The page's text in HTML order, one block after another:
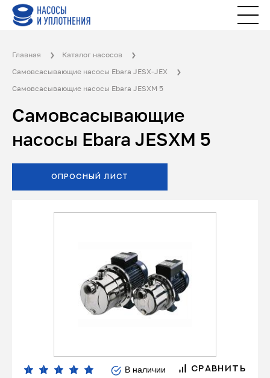
Главная
Каталог насосов
Самовсасывающие насосы Ebara JESX-JEX
Самовсасывающие насосы Ebara JESXM 5
Самовсасывающие
насосы Ebara JESXM 5
ОПРОСНЫЙ ЛИСТ
В наличии СРАВНИТЬ